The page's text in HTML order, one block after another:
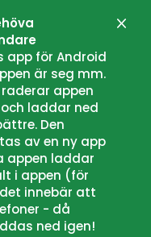
app för Android
är seg mm.
appen
laddar ned
Den
av en ny app
appen laddar
i appen (för
innebär att
- då
ned igen!